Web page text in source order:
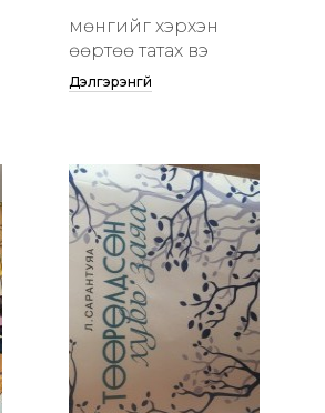
мөнгийг хэрхэн
өөртөө татах вэ
Дэлгэрэнгүй